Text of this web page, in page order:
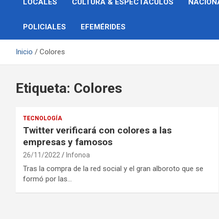
LOCALES CULTURA & ESPECTÁCULOS
POLICIALES EFEMÉRIDES
Inicio Colores
Etiqueta: Colores
TECNOLOGÍA
Twitter verificará con colores a las
empresas y famosos
26/11/2022 Infonoa
Tras la compra de la red social y el gran alboroto que se
formó por las…